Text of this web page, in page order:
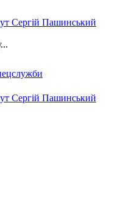
Сергій Пашинський
Сергій Пашинський